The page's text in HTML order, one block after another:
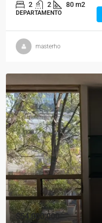
2 2 80 m2
DEPARTAMENTO
masterho
$54,000,000